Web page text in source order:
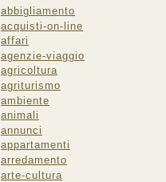
abbigliamento
acquisti-on-line
affari
agenzie-viaggio
agricoltura
agriturismo
ambiente
animali
annunci
appartamenti
arredamento
arte-cultura